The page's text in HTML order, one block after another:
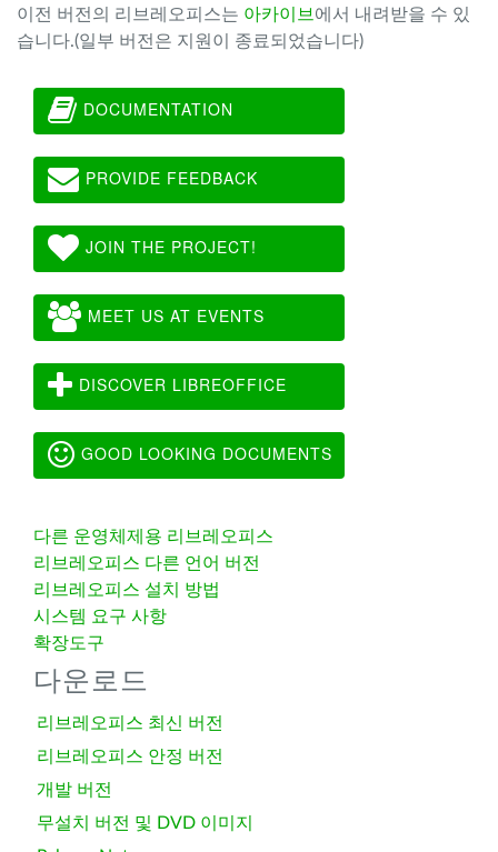
이전 버전의 리브레오피스는 아카이브 에서 내려받을 수 있
습니다.(일부 버전은 지원이 종료되었습니다)
DOCUMENTATION
PROVIDE FEEDBACK
JOIN THE PROJECT!
MEET US AT EVENTS
DISCOVER LIBREOFFICE
GOOD LOOKING DOCUMENTS
다른 운영체제용 리브레오피스
리브레오피스 다른 언어 버전
리브레오피스 설치 방법
시스템 요구 사항
확장도구
다운로드
리브레오피스 최신 버전
리브레오피스 안정 버전
개발 버전
무설치 버전 및 DVD 이미지